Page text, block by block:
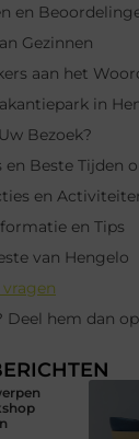
en
Gezinnen
aan het
in
Bezoek?
Beste Tijden
en
en Tips
van Hengelo
Deel hem dan